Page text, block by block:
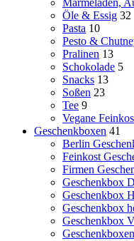
Marmeladen,
Öle & Essig 32
Pasta 10
Pesto &
Pralinen 13
Schokolade 5
Snacks 13
Soßen 23
Tee 9
Vegane
Geschenkboxen 41
Berlin
Feinkost
Firmen
Geschenkbox
Geschenkbox
Geschenkbox
Geschenkbox